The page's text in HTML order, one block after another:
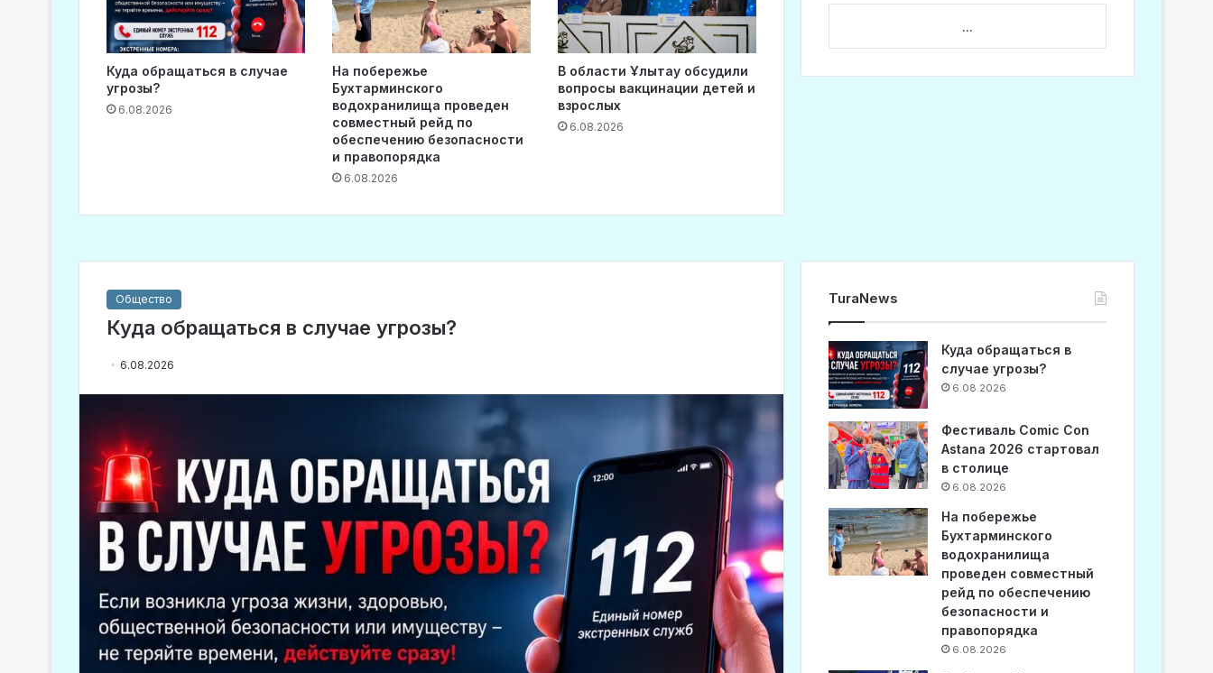
Куда обращаться в случае
угрозы?
6.08.2026
На побережье
Бухтарминского
водохранилища проведен
совместный рейд по
обеспечению безопасности
и правопорядка
6.08.2026
В области Ұлытау обсудили
вопросы вакцинации детей и
взрослых
6.08.2026
...